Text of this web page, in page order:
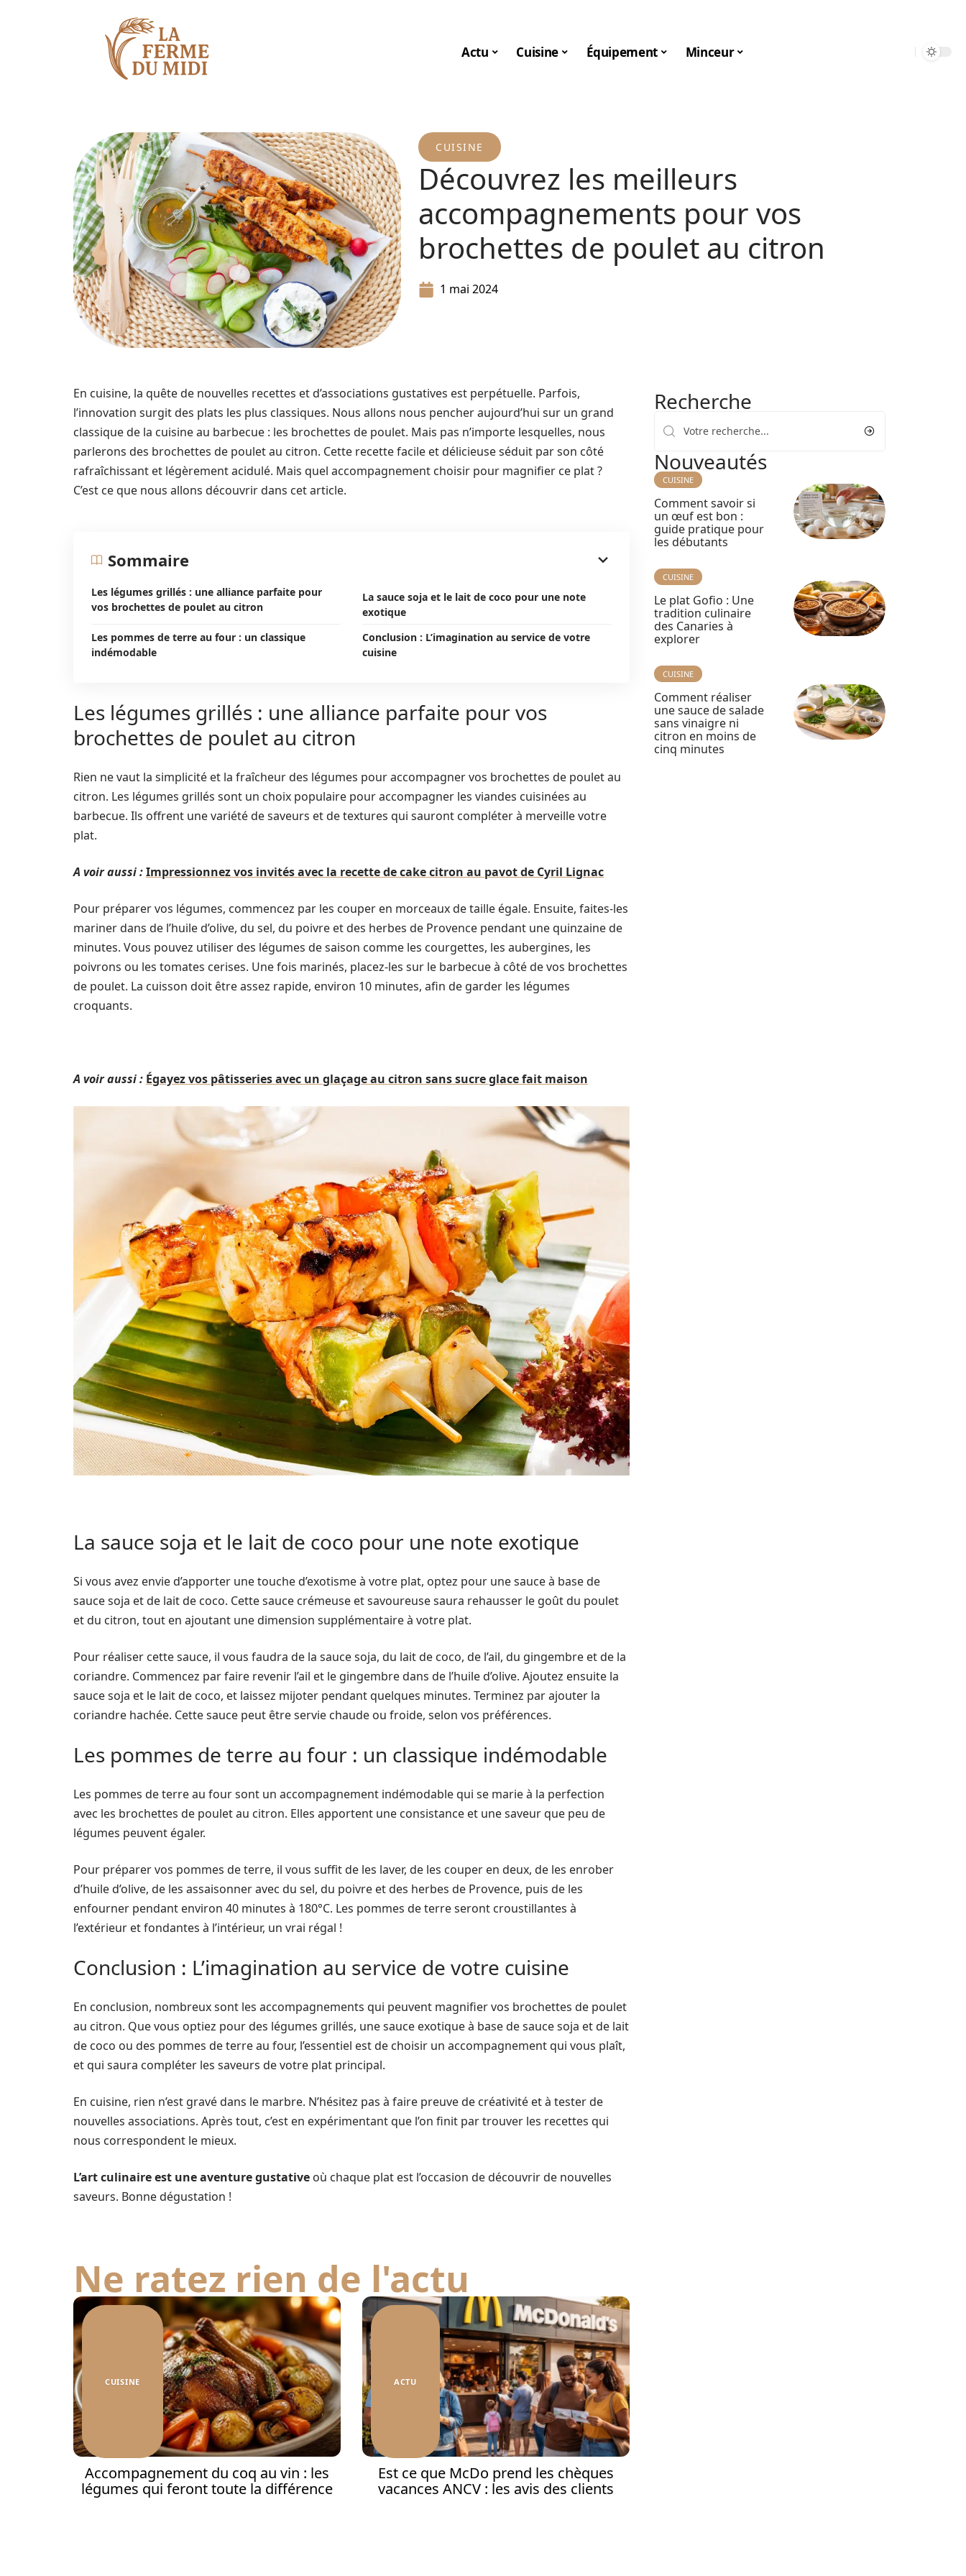
Actu Cuisine Équipement Minceur
CUISINE
Découvrez les meilleurs
accompagnements pour vos
brochettes de poulet au citron
1 mai 2024
En cuisine, la quête de nouvelles recettes et d’associations gustatives est perpétuelle. Parfois,
l’innovation surgit des plats les plus classiques. Nous allons nous pencher aujourd’hui sur un grand
classique de la cuisine au barbecue : les brochettes de poulet. Mais pas n’importe lesquelles, nous
parlerons des brochettes de poulet au citron. Cette recette facile et délicieuse séduit par son côté
rafraîchissant et légèrement acidulé. Mais quel accompagnement choisir pour magnifier ce plat ?
C’est ce que nous allons découvrir dans cet article.
Sommaire
Les légumes grillés : une alliance parfaite pour
vos brochettes de poulet au citron
La sauce soja et le lait de coco pour une note
exotique
Les pommes de terre au four : un classique
indémodable
Conclusion : L’imagination au service de votre
cuisine
Les légumes grillés : une alliance parfaite pour vos
brochettes de poulet au citron
Rien ne vaut la simplicité et la fraîcheur des légumes pour accompagner vos brochettes de poulet au
citron. Les légumes grillés sont un choix populaire pour accompagner les viandes cuisinées au
barbecue. Ils offrent une variété de saveurs et de textures qui sauront compléter à merveille votre
plat.
A voir aussi :Impressionnez vos invités avec la recette de cake citron au pavot de Cyril Lignac
Pour préparer vos légumes, commencez par les couper en morceaux de taille égale. Ensuite, faites-les
mariner dans de l’huile d’olive, du sel, du poivre et des herbes de Provence pendant une quinzaine de
minutes. Vous pouvez utiliser des légumes de saison comme les courgettes, les aubergines, les
poivrons ou les tomates cerises. Une fois marinés, placez-les sur le barbecue à côté de vos brochettes
de poulet. La cuisson doit être assez rapide, environ 10 minutes, afin de garder les légumes
croquants.
A voir aussi : Égayez vos pâtisseries avec un glaçage au citron sans sucre glace fait maison
La sauce soja et le lait de coco pour une note exotique
Si vous avez envie d’apporter une touche d’exotisme à votre plat, optez pour une sauce à base de
sauce soja et de lait de coco. Cette sauce crémeuse et savoureuse saura rehausser le goût du poulet
et du citron, tout en ajoutant une dimension supplémentaire à votre plat.
Pour réaliser cette sauce, il vous faudra de la sauce soja, du lait de coco, de l’ail, du gingembre et de la
coriandre. Commencez par faire revenir l’ail et le gingembre dans de l’huile d’olive. Ajoutez ensuite la
sauce soja et le lait de coco, et laissez mijoter pendant quelques minutes. Terminez par ajouter la
coriandre hachée. Cette sauce peut être servie chaude ou froide, selon vos préférences.
Les pommes de terre au four : un classique indémodable
Les pommes de terre au four sont un accompagnement indémodable qui se marie à la perfection
avec les brochettes de poulet au citron. Elles apportent une consistance et une saveur que peu de
légumes peuvent égaler.
Pour préparer vos pommes de terre, il vous suffit de les laver, de les couper en deux, de les enrober
d’huile d’olive, de les assaisonner avec du sel, du poivre et des herbes de Provence, puis de les
enfourner pendant environ 40 minutes à 180°C. Les pommes de terre seront croustillantes à
l’extérieur et fondantes à l’intérieur, un vrai régal !
Conclusion : L’imagination au service de votre cuisine
En conclusion, nombreux sont les accompagnements qui peuvent magnifier vos brochettes de poulet
au citron. Que vous optiez pour des légumes grillés, une sauce exotique à base de sauce soja et de lait
de coco ou des pommes de terre au four, l’essentiel est de choisir un accompagnement qui vous plaît,
et qui saura compléter les saveurs de votre plat principal.
En cuisine, rien n’est gravé dans le marbre. N’hésitez pas à faire preuve de créativité et à tester de
nouvelles associations. Après tout, c’est en expérimentant que l’on finit par trouver les recettes qui
nous correspondent le mieux.
L’art culinaire est une aventure gustative où chaque plat est l’occasion de découvrir de nouvelles
saveurs. Bonne dégustation !
Ne ratez rien de l'actu
CUISINE
Accompagnement du coq au vin : les
légumes qui feront toute la différence
ACTU
Est ce que McDo prend les chèques
vacances ANCV : les avis des clients
Recherche
Nouveautés
CUISINE
Comment savoir si
un œuf est bon :
guide pratique pour
les débutants
CUISINE
Le plat Gofio : Une
tradition culinaire
des Canaries à
explorer
CUISINE
Comment réaliser
une sauce de salade
sans vinaigre ni
citron en moins de
cinq minutes